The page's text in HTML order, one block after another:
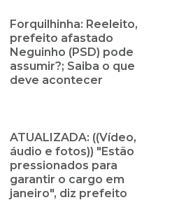
Forquilhinha: Reeleito,
prefeito afastado
Neguinho (PSD) pode
assumir?; Saiba o que
deve acontecer
ATUALIZADA: ((Vídeo,
áudio e fotos)) "Estão
pressionados para
garantir o cargo em
janeiro", diz prefeito